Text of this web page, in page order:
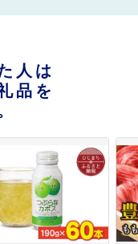
人は
品を